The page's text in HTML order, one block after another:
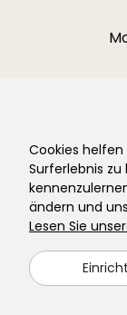
Cookies
Surferlebnis
ändern und
Lesen Sie